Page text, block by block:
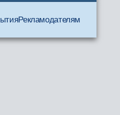
Рекламодателям